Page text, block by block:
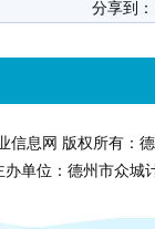
分享到
信息网 版权所有：
办单位：德州市众城